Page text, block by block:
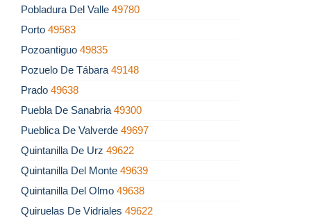
Pobladura Del Valle 49780
Porto 49583
Pozoantiguo 49835
Pozuelo De Tábara 49148
Prado 49638
Puebla De Sanabria 49300
Pueblica De Valverde 49697
Quintanilla De Urz 49622
Quintanilla Del Monte 49639
Quintanilla Del Olmo 49638
Quiruelas De Vidriales 49622